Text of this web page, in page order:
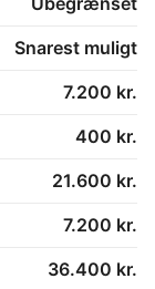
Snarest muligt
7.200 kr.
400 kr.
21.600 kr.
7.200 kr.
36.400 kr.